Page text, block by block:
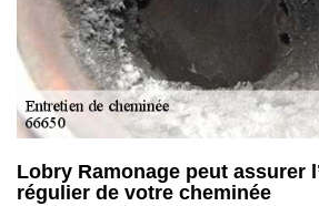
Lobry Ramonage peut assurer
régulier de votre cheminée